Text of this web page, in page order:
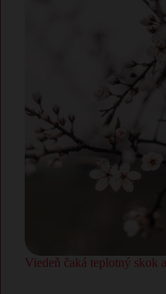
Viedeň čaká teplotný skok